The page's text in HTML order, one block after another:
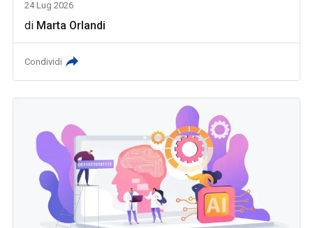
24 Lug 2026
di Marta Orlandi
Condividi